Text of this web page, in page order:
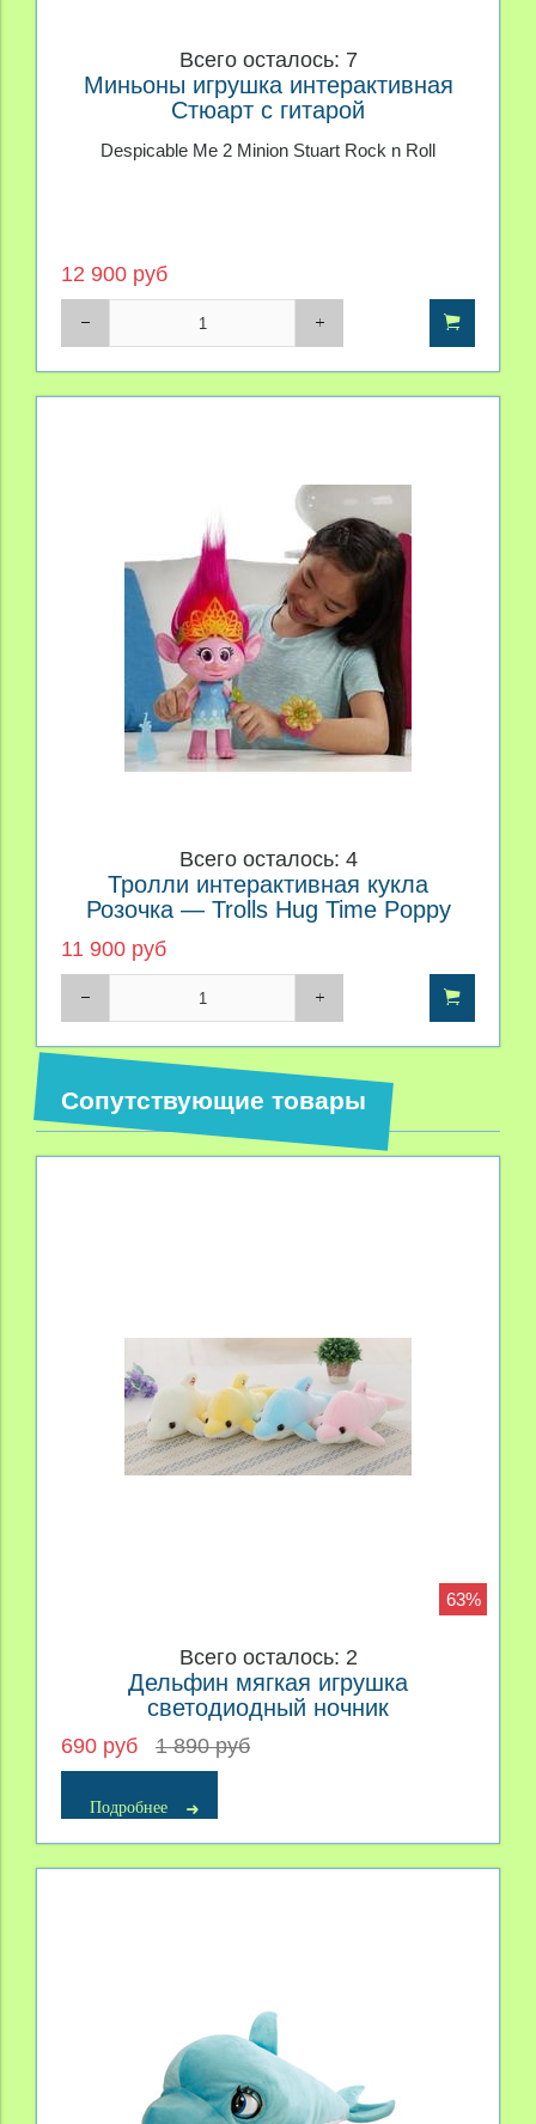
Всего осталось: 7
Миньоны игрушка интерактивная
Стюарт с гитарой
Despicable Me 2 Minion Stuart Rock n Roll
12 900 руб
Всего осталось: 4
Тролли интерактивная кукла
Розочка — Trolls Hug Time Poppy
11 900 руб
Сопутствующие товары
63%
Всего осталось: 2
Дельфин мягкая игрушка
светодиодный ночник
690 руб 1 890 руб
Подробнее